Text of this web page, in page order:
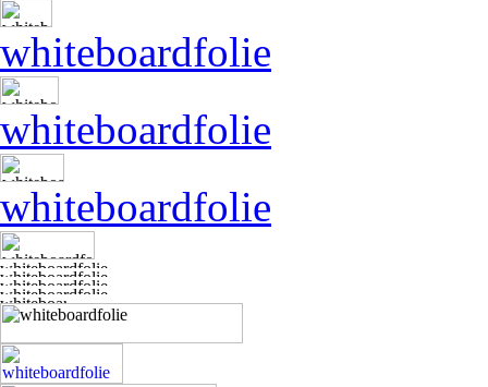
whiteboardfolie
whiteboardfolie
whiteboardfolie